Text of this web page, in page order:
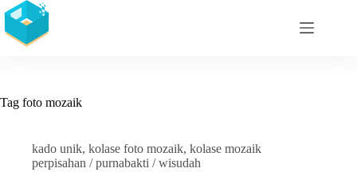
Skip
to
content
Tag foto mozaik
kado unik, kolase foto mozaik, kolase mozaik
perpisahan / purnabakti / wisudah